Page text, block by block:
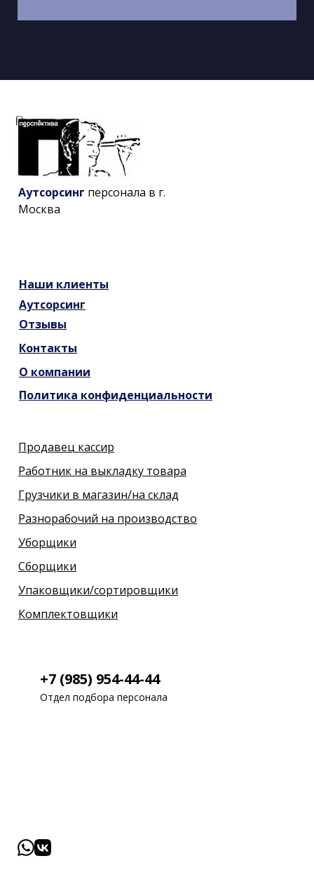
Политика конфиденциальности
Комплектовщики
Упаковщики/сортировщики
Сборщики
Уборщики
Разнорабочий на производство
Грузчики в магазин/на склад
Работник на выкладку товара
Продавец кассир
+7 (985) 954-44-44
Отдел подбора персонала
О компании
Контакты
Отзывы
Аутсорсинг
Наши клиенты
Аутсорсинг персонала в г.
Москва